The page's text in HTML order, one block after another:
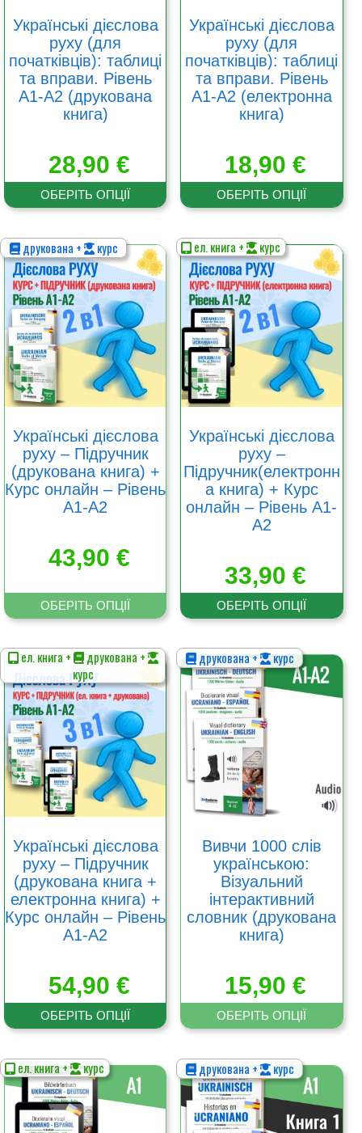
Українські дієслова
руху (для
початківців): таблиці
та вправи. Рівень
A1-A2 (друкована
книга)
28,90€
ОБЕРІТЬ ОПЦІЇ
Українські дієслова
руху (для
початківців): таблиці
та вправи. Рівень
A1-A2 (електронна
книга)
18,90€
ОБЕРІТЬ ОПЦІЇ
друкована + курс
Українські дієслова
руху – Підручник
(друкована книга) +
Курс онлайн – Рівень
А1-А2
43,90€
ОБЕРІТЬ ОПЦІЇ
Цей
товар
має
кілька
варіантів.
Параметри
можна
вибрати
на
сторінці
ел. книга + курс
Українські дієслова
руху –
Підручник(електронн
а книга) + Курс
онлайн – Рівень А1-
А2
33,90€
ОБЕРІТЬ ОПЦІЇ
Цей
товар
має
кілька
варіантів.
Параметри
можна
вибрати
на
сторінці
ел. книга +
друкована +
курс
Українські дієслова
руху – Підручник
(друкована книга +
електронна книга) +
Курс онлайн – Рівень
А1-А2
54,90€
ОБЕРІТЬ ОПЦІЇ
Цей
товар
має
кілька
варіантів.
Параметри
можна
вибрати
сторінці
друкована + курс
Вивчи 1000 слів
українською:
Візуальний
інтерактивний
словник (друкована
книга)
15,90€
ОБЕРІТЬ ОПЦІЇ
Цей
товар
має
кілька
варіантів.
Параметри
можна
вибрати
сторінці
ел. книга + курс
Цей
товар
має
кілька
друкована + курс
Цей
товар
має
кілька